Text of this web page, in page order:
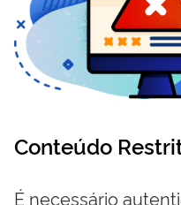
Conteúdo
É necessário